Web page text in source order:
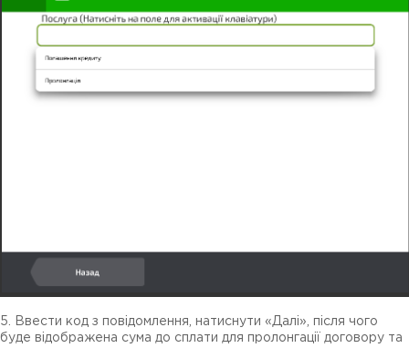
5. Ввести код з повідомлення, натиснути «Далі», після чого
буде відображена сума до сплати для пролонгації договору та